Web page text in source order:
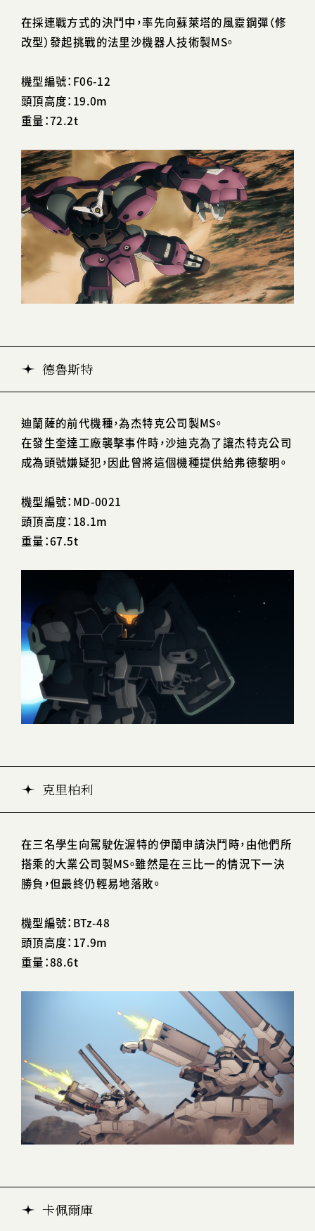
在採連戰方式的決鬥中，率先向蘇萊塔的風靈鋼彈（修
改型）發起挑戰的法里沙機器人技術製MS。
機型編號：F06-12
頭頂高度：19.0m
重量：72.2t
德魯斯特
迪蘭薩的前代機種，為杰特克公司製MS。
在發生奎達工廠襲擊事件時，沙迪克為了讓杰特克公司
成為頭號嫌疑犯，因此曾將這個機種提供給弗德黎明。
機型編號：MD-0021
頭頂高度：18.1m
重量：67.5t
克里柏利
在三名學生向駕駛佐渥特的伊蘭申請決鬥時，由他們所
搭乘的大業公司製MS。雖然是在三比一的情況下一決
勝負，但最終仍輕易地落敗。
機型編號：BTz-48
頭頂高度：17.9m
重量：88.6t
卡佩爾庫